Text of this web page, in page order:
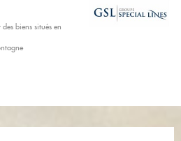
biens situés en